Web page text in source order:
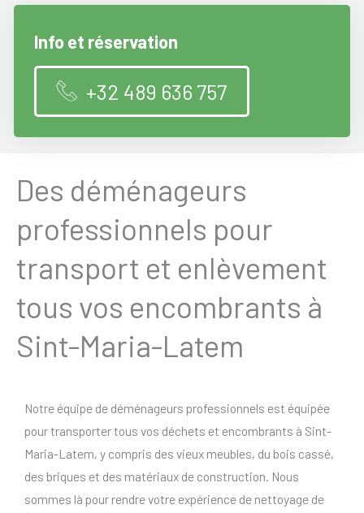
Info et réservation
+32 489 636 757
Des déménageurs
professionnels pour
transport et enlèvement
tous vos encombrants à
Sint-Maria-Latem
Notre équipe de déménageurs professionnels est équipée
pour transporter tous vos déchets et encombrants à Sint-
Maria-Latem, y compris des vieux meubles, du bois cassé,
des briques et des matériaux de construction. Nous
sommes là pour rendre votre expérience de nettoyage de